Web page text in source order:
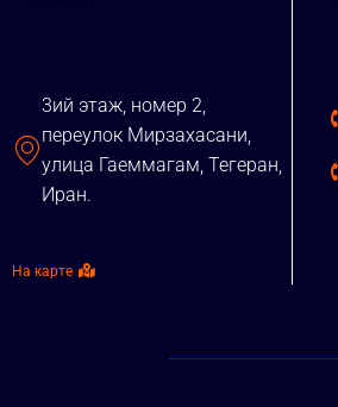
3ий этаж, номер 2,
переулок Мирзахасани,
улица Гаеммагам, Тегеран,
Иран.
На карте